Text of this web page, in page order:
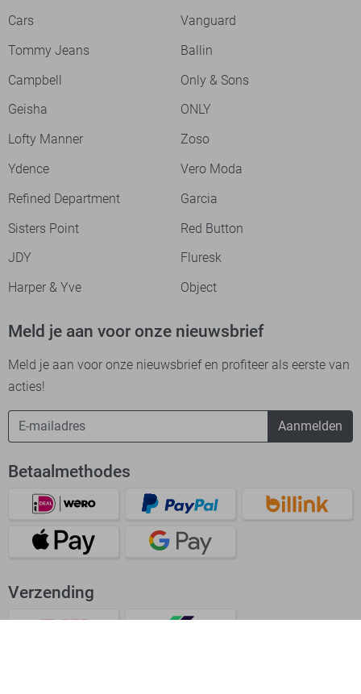
Cars
Vanguard
Tommy Jeans
Ballin
Campbell
Only & Sons
Geisha
ONLY
Lofty Manner
Zoso
Ydence
Vero Moda
Refined Department
Garcia
Sisters Point
Red Button
JDY
Fluresk
Harper & Yve
Object
Meld je aan voor onze nieuwsbrief
Meld je aan voor onze nieuwsbrief en profiteer als eerste van
acties!
Aanmelden
Betaalmethodes
Verzending